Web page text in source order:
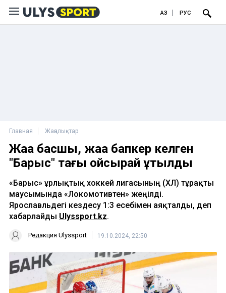
ҚАЗ РУС
Главная Жаңалықтар
Жаңа басшы, жаңа бапкер келген
"Барыс" тағы ойсырай ұтылды
«Барыс» Құрлықтық хоккей лигасының (ҚХЛ) тұрақты
маусымында «Локомотивтен» жеңілді.
Ярославльдегі кездесу 1:3 есебімен аяқталды, деп
хабарлайды Ulyssport.kz.
Редакция Ulyssport 19.10.2024, 22:50